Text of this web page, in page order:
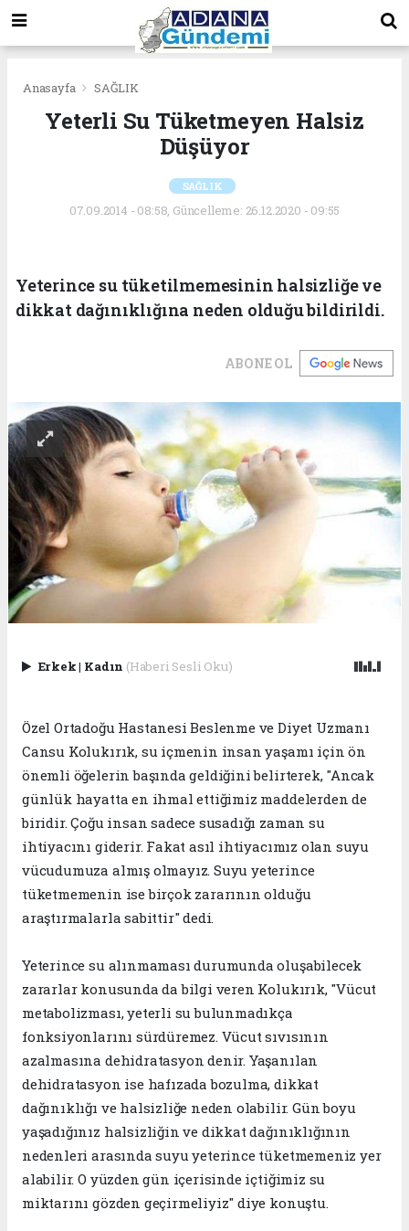
Anasayfa SAĞLIK
Yeterli Su Tüketmeyen Halsiz
Düşüyor
SAĞLIK
07.09.2014 - 08:58, Güncelleme: 26.12.2020 - 09:55
Yeterince su tüketilmemesinin halsizliğe ve
dikkat dağınıklığına neden olduğu bildirildi.
ABONE OL
Erkek| Kadın (Haberi Sesli Oku)
Özel Ortadoğu Hastanesi Beslenme ve Diyet Uzmanı
Cansu Kolukırık, su içmenin insan yaşamı için ön
önemli öğelerin başında geldiğini belirterek, "Ancak
günlük hayatta en ihmal ettiğimiz maddelerden de
biridir. Çoğu insan sadece susadığı zaman su
ihtiyacını giderir. Fakat asıl ihtiyacımız olan suyu
vücudumuza almış olmayız. Suyu yeterince
tüketmemenin ise birçok zararının olduğu
araştırmalarla sabittir" dedi.
Yeterince su alınmaması durumunda oluşabilecek
zararlar konusunda da bilgi veren Kolukırık, "Vücut
metabolizması, yeterli su bulunmadıkça
fonksiyonlarını sürdüremez. Vücut sıvısının
azalmasına dehidratasyon denir. Yaşanılan
dehidratasyon ise hafızada bozulma, dikkat
dağınıklığı ve halsizliğe neden olabilir. Gün boyu
yaşadığınız halsizliğin ve dikkat dağınıklığının
nedenleri arasında suyu yeterince tüketmemeniz yer
alabilir. O yüzden gün içerisinde içtiğimiz su
miktarını gözden geçirmeliyiz" diye konuştu.